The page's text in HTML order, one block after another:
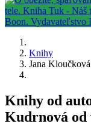
Knihy
Jana
Knihy od
Kudrnová od